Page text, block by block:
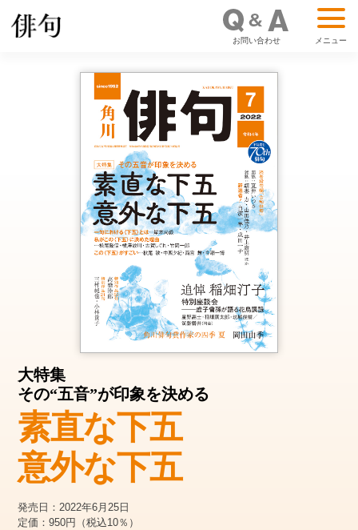
メニュー
お問い合わせ
大特集
その“五音”が印象を決める
素直な下五
意外な下五
発売日：2022年6月25日
定価：950円（税込10％）